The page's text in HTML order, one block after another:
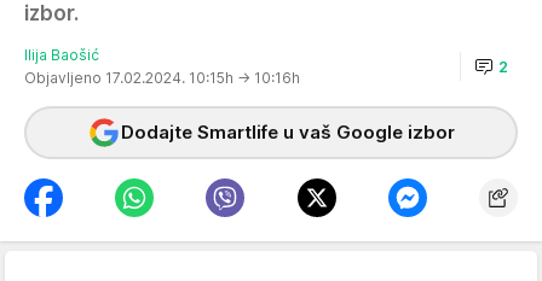
izbor.
Ilija Baošić
Objavljeno 17.02.2024. 10:15h → 10:16h
2
Dodajte Smartlife u vaš Google izbor